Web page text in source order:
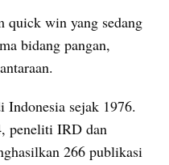
quick win yang sedang
bidang pangan,
sejak 1976.
peneliti IRD dan
266 publikasi